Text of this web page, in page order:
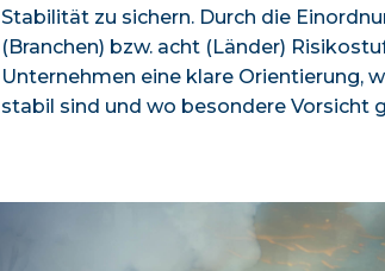
Stabilität zu sichern. Durch die
(Branchen) bzw. acht (Länder)
Unternehmen eine klare Orientierung,
stabil sind und wo besondere Vorsicht